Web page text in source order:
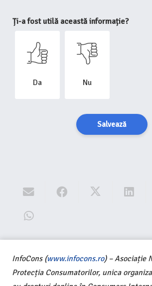
Ți-a fost utilă această informație?
Da Nu
Salvează
InfoCons (www.infocons.ro) – Asociație
Protecția Consumatorilor, unica